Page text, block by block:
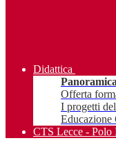
Didattica
Panoramica
Offerta
I progetti
Educazione
CTS Lecce - Polo